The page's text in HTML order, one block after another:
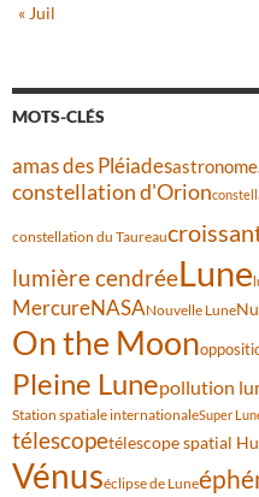
« Juil
MOTS-CLÉS
amas des Pléiadesastronome
constellation d'Orion
constellation du Taureau
lumière cendréeLune
MercureNASANouvelle Lune
On the Moon
Pleine Lunepollution
Station spatiale internationaleSuper
télescopetélescope spatial
Vénuséclipse de Lune